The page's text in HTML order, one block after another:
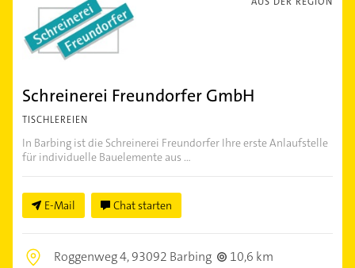
Schreinerei Freundorfer GmbH
TISCHLEREIEN
In Barbing ist die Schreinerei Freundorfer Ihre erste Anlaufstelle
für individuelle Bauelemente aus ...
E-Mail Chat starten
Roggenweg 4,93092 Barbing
10,6 km